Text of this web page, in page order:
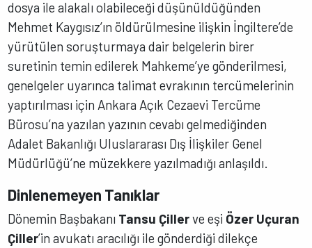
dosya ile alakalı olabileceği düşünüldüğünden
Mehmet Kaygısız’ın öldürülmesine ilişkin İngiltere’de
yürütülen soruşturmaya dair belgelerin birer
suretinin temin edilerek Mahkeme’ye gönderilmesi,
genelgeler uyarınca talimat evrakının tercümelerinin
yaptırılması için Ankara Açık Cezaevi Tercüme
Bürosu’na yazılan yazının cevabı gelmediğinden
Adalet Bakanlığı Uluslararası Dış İlişkiler Genel
Müdürlüğü’ne müzekkere yazılmadığı anlaşıldı.
Dinlenemeyen Tanıklar
Dönemin Başbakanı Tansu Çillerve eşi Özer Uçuran
Çiller’in avukatı aracılığı ile gönderdiği dilekçe